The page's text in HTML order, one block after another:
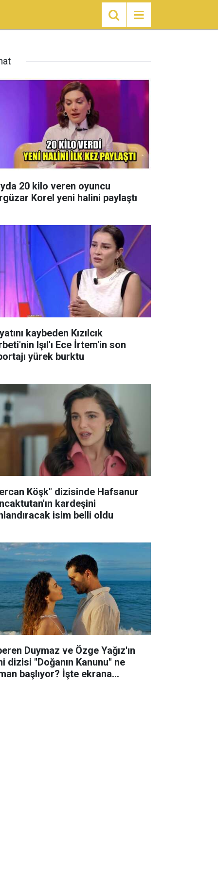
20 kilo veren oyuncu
Korel yeni halini paylaştı
kaybeden Kızılcık
Işıl'ı Ece İrtem'in son
yürek burktu
Köşk" dizisinde Hafsanur
kardeşini
isim belli oldu
Duymaz ve Özge Yağız'ın
dizisi "Doğanın Kanunu" ne
başlıyor? İşte ekrana